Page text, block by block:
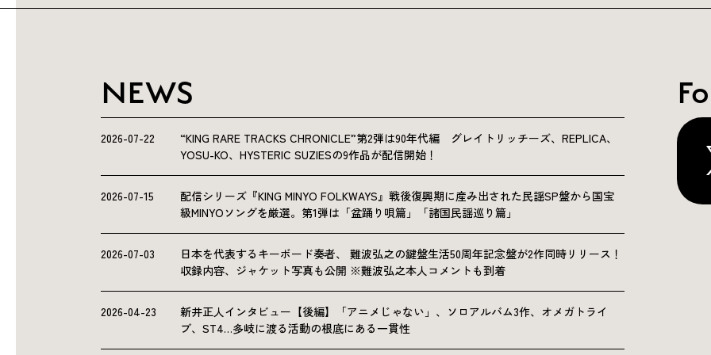
NEWS
2026-07-22
“KING RARE TRACKS CHRONICLE”第2弾は90年代編 グレイトリッチーズ、REPLICA、
YOSU-KO、HYSTERIC SUZIESの9作品が配信開始！
2026-07-15
配信シリーズ『KING MINYO FOLKWAYS』戦後復興期に産み出された民謡SP盤から国宝
級MINYOソングを厳選。第1弾は「盆踊り唄篇」「諸国民謡巡り篇」
2026-07-03
日本を代表するキーボード奏者、 難波弘之の鍵盤生活50周年記念盤が2作同時リリース！
収録内容、ジャケット写真も公開 ※難波弘之本人コメントも到着
2026-04-23
新井正人インタビュー【後編】「アニメじゃない」、ソロアルバム3作、オメガトライ
ブ、ST4…多岐に渡る活動の根底にある一貫性